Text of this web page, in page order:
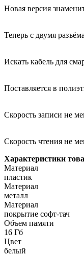
Новая версия
Теперь с двумя
Искать кабель для
Поставляется в
Скорость записи не
Скорость чтения не
Характеристики
Материал
пластик
Материал
металл
Материал
покрытие софт-тач
Объем памяти
16 Гб
Цвет
белый